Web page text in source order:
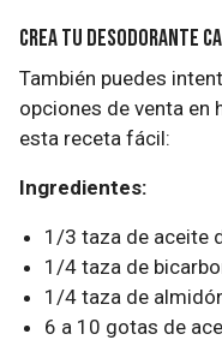
Crea tu desodorante
También puedes
opciones de venta en
esta receta fácil:
Ingredientes:
1/3 taza de aceite
1/4 taza de
1/4 taza de
6 a 10 gotas de